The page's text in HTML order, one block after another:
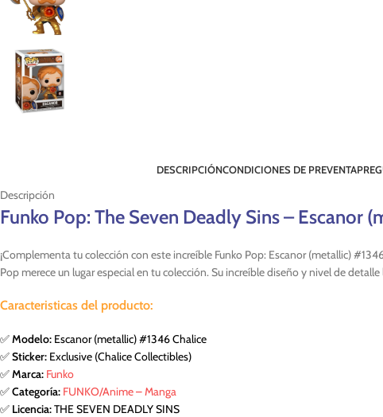
DESCRIPCIÓNCONDICIONES DE PREVENTA
Descripción
Funko Pop: The Seven Deadly Sins – Escanor
¡Complementa tu colección con este increíble Funko Pop: Escanor (metallic)
Pop merece un lugar especial en tu colección. Su increíble diseño y nivel de
Caracteristicas del producto:
✅Modelo: Escanor (metallic) #1346 Chalice
✅Sticker: Exclusive (Chalice Collectibles)
✅Marca: Funko
✅Categoría: FUNKO/Anime – Manga
✅ Licencia:THE SEVEN DEADLY SINS